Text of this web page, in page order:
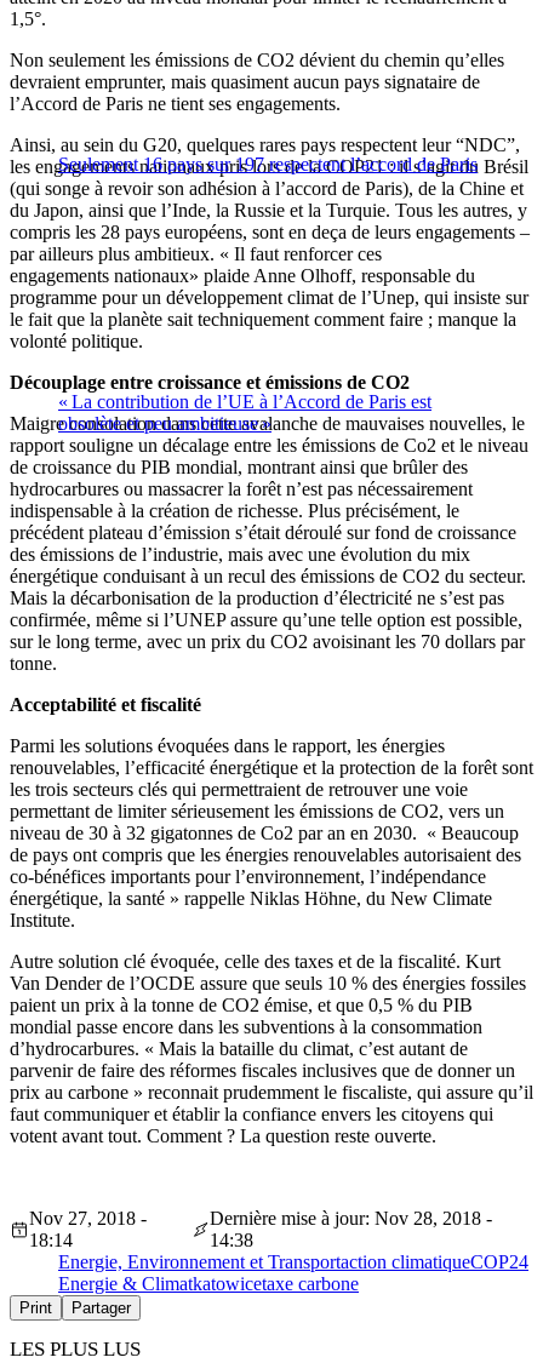
1,5°.
Non seulement les émissions de CO2 dévient du chemin qu’elles
devraient emprunter, mais quasiment aucun pays signataire de
l’Accord de Paris ne tient ses engagements.
Seulement 16 pays sur 197 respectent l’accord de Paris
Ainsi, au sein du G20, quelques rares pays respectent leur “NDC”,
les engagements nationaux pris lors de la COP21 : il s’agit du Brésil
(qui songe à revoir son adhésion à l’accord de Paris), de la Chine et
du Japon, ainsi que l’Inde, la Russie et la Turquie. Tous les autres, y
compris les 28 pays européens, sont en deça de leurs engagements –
par ailleurs plus ambitieux. « Il faut renforcer ces
engagements nationaux» plaide Anne Olhoff, responsable du
programme pour un développement climat de l’Unep, qui insiste sur
le fait que la planète sait techniquement comment faire ; manque la
volonté politique.
« La contribution de l’UE à l’Accord de Paris est
obsolète et peu ambitieuse »
Découplage entre croissance et émissions de CO2
Maigre consolation dans cette avalanche de mauvaises nouvelles, le
rapport souligne un décalage entre les émissions de Co2 et le niveau
de croissance du PIB mondial, montrant ainsi que brûler des
hydrocarbures ou massacrer la forêt n’est pas nécessairement
indispensable à la création de richesse. Plus précisément, le
précédent plateau d’émission s’était déroulé sur fond de croissance
des émissions de l’industrie, mais avec une évolution du mix
énergétique conduisant à un recul des émissions de CO2 du secteur.
Mais la décarbonisation de la production d’électricité ne s’est pas
confirmée, même si l’UNEP assure qu’une telle option est possible,
sur le long terme, avec un prix du CO2 avoisinant les 70 dollars par
tonne.
Acceptabilité et fiscalité
Parmi les solutions évoquées dans le rapport, les énergies
renouvelables, l’efficacité énergétique et la protection de la forêt sont
les trois secteurs clés qui permettraient de retrouver une voie
permettant de limiter sérieusement les émissions de CO2, vers un
niveau de 30 à 32 gigatonnes de Co2 par an en 2030. « Beaucoup
de pays ont compris que les énergies renouvelables autorisaient des
co-bénéfices importants pour l’environnement, l’indépendance
énergétique, la santé » rappelle Niklas Höhne, du New Climate
Institute.
Autre solution clé évoquée, celle des taxes et de la fiscalité. Kurt
Van Dender de l’OCDE assure que seuls 10 % des énergies fossiles
paient un prix à la tonne de CO2 émise, et que 0,5 % du PIB
mondial passe encore dans les subventions à la consommation
d’hydrocarbures. « Mais la bataille du climat, c’est autant de
parvenir de faire des réformes fiscales inclusives que de donner un
prix au carbone » reconnait prudemment le fiscaliste, qui assure qu’il
faut communiquer et établir la confiance envers les citoyens qui
votent avant tout. Comment ? La question reste ouverte.
Nov 27, 2018 -
18:14
Dernière mise à jour: Nov 28, 2018 -
14:38
Energie, Environnement et Transportaction climatiqueCOP24
Energie & Climatkatowicetaxe carbone
Print Partager
LES PLUS LUS